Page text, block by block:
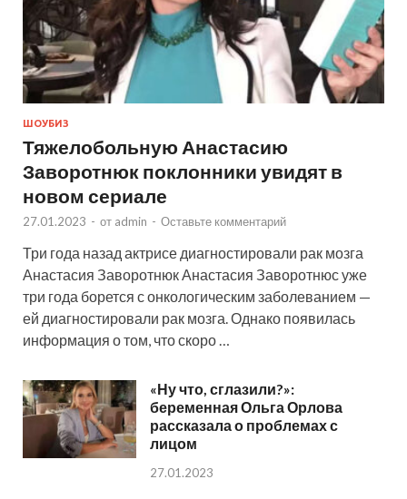
ШОУБИЗ
Тяжелобольную Анастасию
Заворотнюк поклонники увидят в
новом сериале
27.01.2023 - от admin - Оставьте комментарий
Три года назад актрисе диагностировали рак мозга
Анастасия Заворотнюк Анастасия Заворотнюс уже
три года борется с онкологическим заболеванием —
ей диагностировали рак мозга. Однако появилась
информация о том, что скоро …
«Ну что, сглазили?»:
беременная Ольга Орлова
рассказала о проблемах с
лицом
27.01.2023